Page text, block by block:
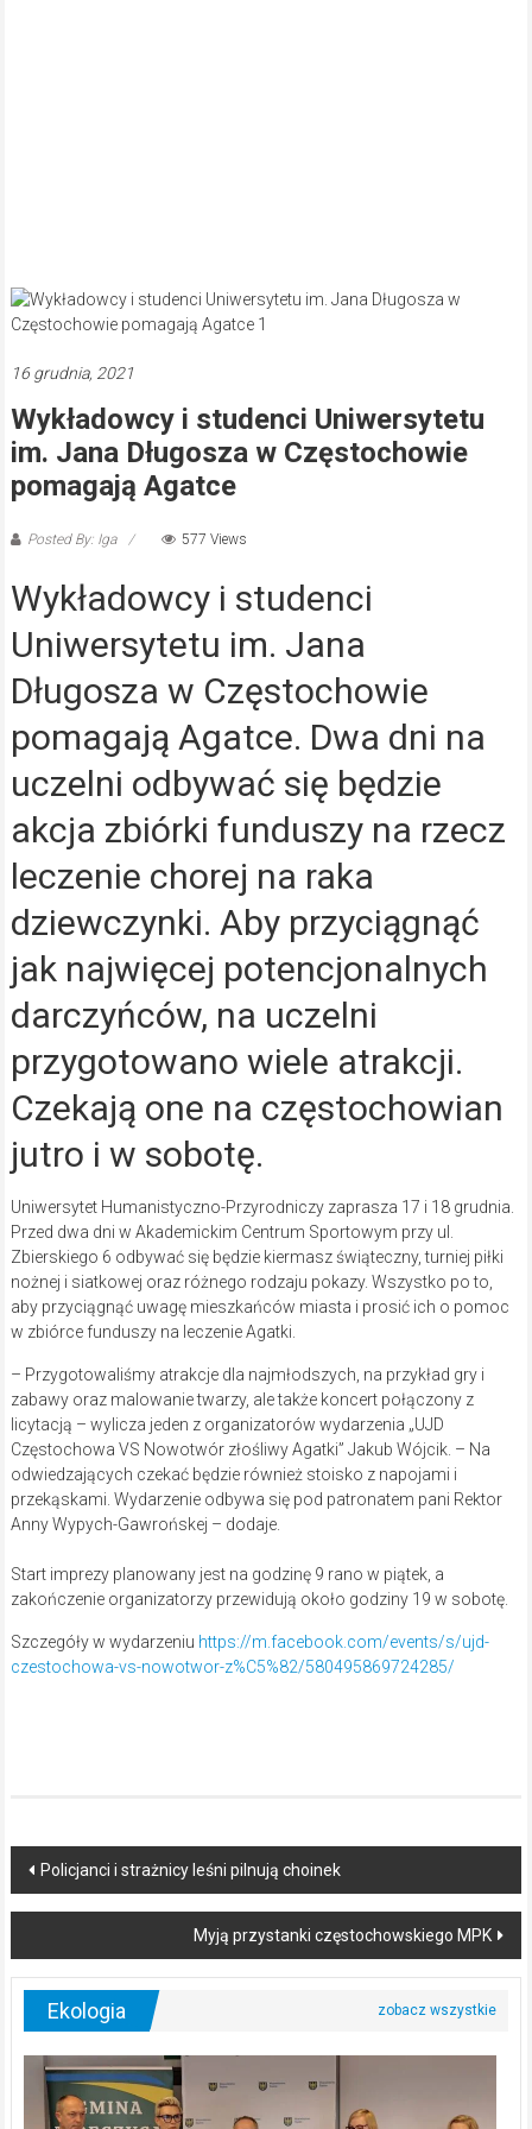
16 grudnia, 2021
Wykładowcy i studenci Uniwersytetu
im. Jana Długosza w Częstochowie
pomagają Agatce
Posted By: Iga 577 Views
Wykładowcy i studenci
Uniwersytetu im. Jana
Długosza w Częstochowie
pomagają Agatce. Dwa dni na
uczelni odbywać się będzie
akcja zbiórki funduszy na rzecz
leczenie chorej na raka
dziewczynki. Aby przyciągnąć
jak najwięcej potencjonalnych
darczyńców, na uczelni
przygotowano wiele atrakcji.
Czekają one na częstochowian
jutro i w sobotę.
Uniwersytet Humanistyczno-Przyrodniczy zaprasza 17 i 18 grudnia.
Przed dwa dni w Akademickim Centrum Sportowym przy ul.
Zbierskiego 6 odbywać się będzie kiermasz świąteczny, turniej piłki
nożnej i siatkowej oraz różnego rodzaju pokazy. Wszystko po to,
aby przyciągnąć uwagę mieszkańców miasta i prosić ich o pomoc
w zbiórce funduszy na leczenie Agatki.
– Przygotowaliśmy atrakcje dla najmłodszych, na przykład gry i
zabawy oraz malowanie twarzy, ale także koncert połączony z
licytacją – wylicza jeden z organizatorów wydarzenia „UJD
Częstochowa VS Nowotwór złośliwy Agatki” Jakub Wójcik. – Na
odwiedzających czekać będzie również stoisko z napojami i
przekąskami. Wydarzenie odbywa się pod patronatem pani Rektor
Anny Wypych-Gawrońskej – dodaje.
Start imprezy planowany jest na godzinę 9 rano w piątek, a
zakończenie organizatorzy przewidują około godziny 19 w sobotę.
Szczegóły w wydarzeniu https://m.facebook.com/events/s/ujd-
czestochowa-vs-nowotwor-z%C5%82/580495869724285/
Post
navigation
Policjanci i strażnicy leśni pilnują choinek
Myją przystanki częstochowskiego MPK
Ekologia